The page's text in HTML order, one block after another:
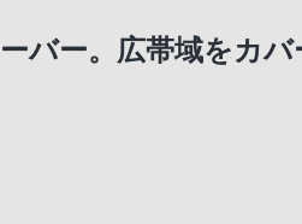
バー。広帯域をカバ